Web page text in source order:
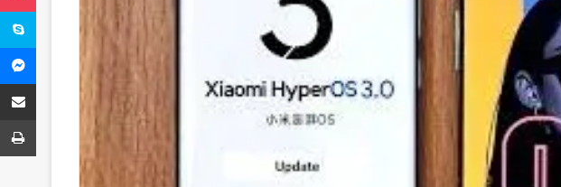
Skype
Messenger
E-Posta ile paylaş